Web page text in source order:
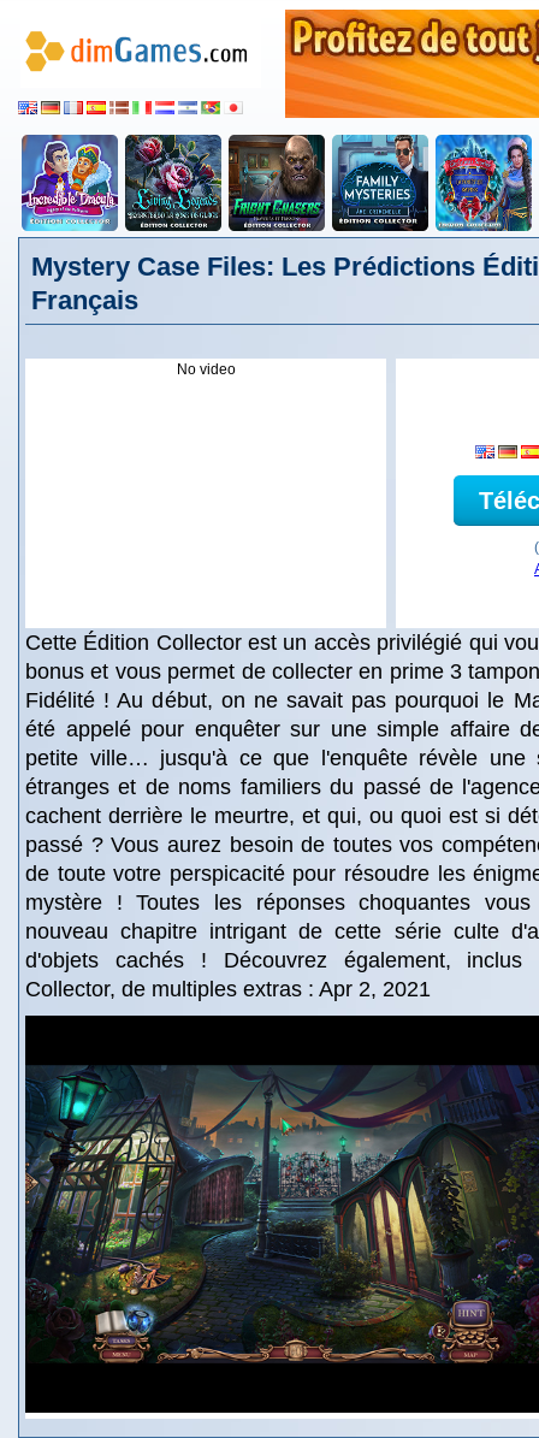
Mystery Case Files: Les Prédictions
Français
No video
Cette Édition Collector est un accès privilégié qui
bonus et vous permet de collecter en prime 3
Fidélité ! Au début, on ne savait pas pourquoi le
été appelé pour enquêter sur une simple affaire
petite ville… jusqu'à ce que l'enquête révèle une
étranges et de noms familiers du passé de
cachent derrière le meurtre, et qui, ou quoi est si
passé ? Vous aurez besoin de toutes vos
de toute votre perspicacité pour résoudre les
mystère ! Toutes les réponses choquantes
nouveau chapitre intrigant de cette série culte
d'objets cachés ! Découvrez également,
Collector, de multiples extras : Apr 2, 2021